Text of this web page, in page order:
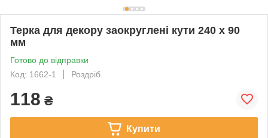
Терка для декору заокруглені кути 240 х 90
мм
Готово до відправки
Код: 1662-1
Роздріб
118 ₴
Купити